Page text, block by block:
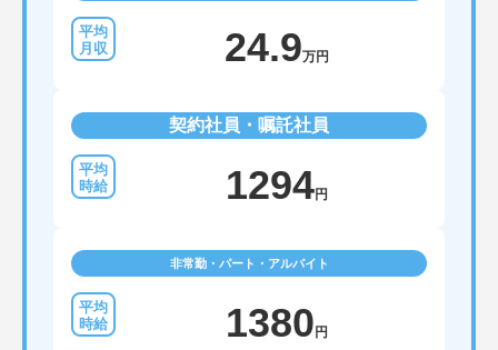
・グループホーム一棟あたりの入居者様20名定員を
常時2～4名のスタッフで支援、国基準を上回る人員
配置や夜間複数名体制が敷かれているため、業務に
ポートが可能です。施設も専用設計で働きやすく、
ご自身の理想とする福祉を実践できる環境が整って
24.9万円
契約社員・嘱託社員
1294円
非常勤・パート・アルバイト
1380 円